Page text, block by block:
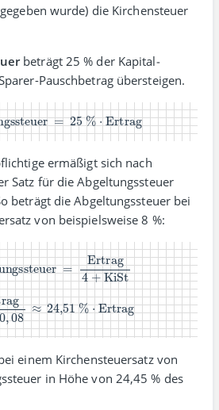
wurde) die Kirchen­steuer
beträgt 25 % der Kapital­
Pausch­betrag über­steigen.
=25 %⋅Ertrag
ermäßigt sich nach
Satz für die Abgeltungs­steuer
beträgt die Abgeltungs­steuer bei
von beispiels­weise 8 %:
=Ertrag4+KiSt
4+0,08≈24,51 %⋅Ertrag
einem Kirchen­steuer­satz von
in Höhe von 24,45 % des